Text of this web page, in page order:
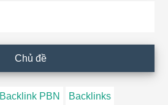
Chủ đề
Backlink PBN Backlinks